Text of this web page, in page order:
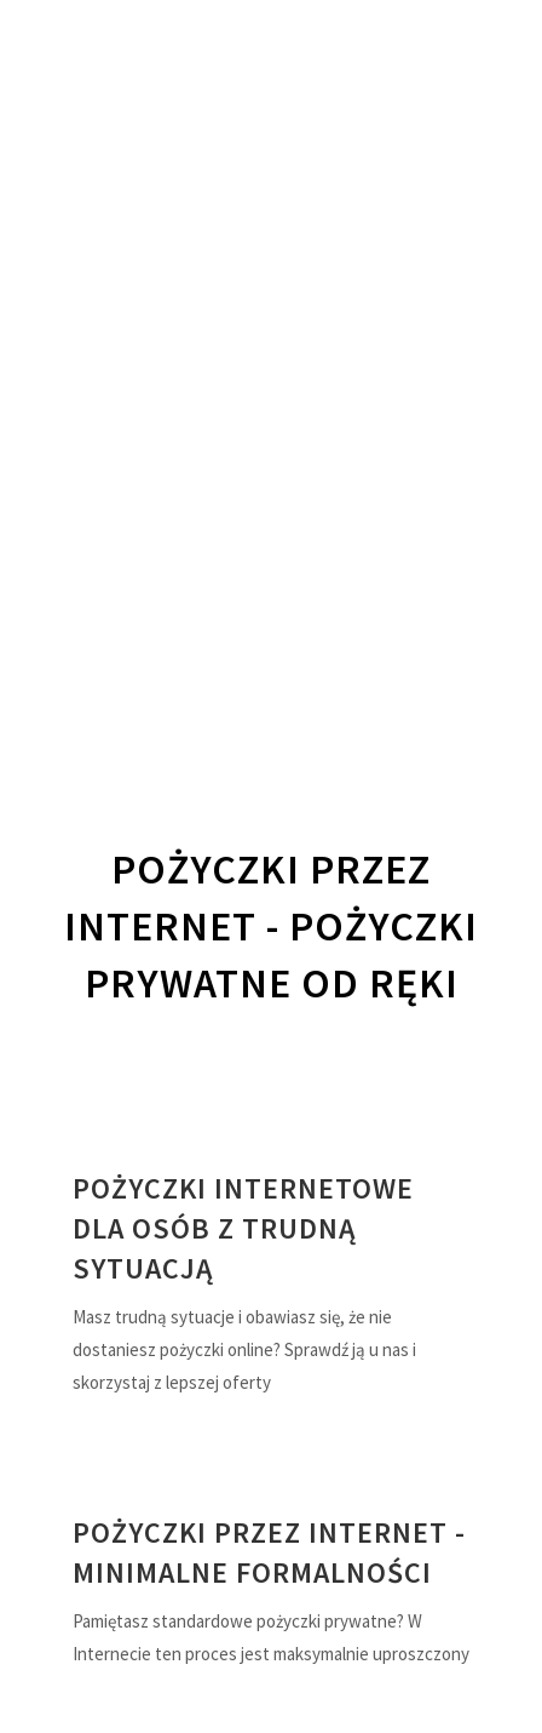
POŻYCZKI PRZEZ
INTERNET - POŻYCZKI
PRYWATNE OD RĘKI
POŻYCZKI INTERNETOWE
DLA OSÓB Z TRUDNĄ
SYTUACJĄ
Masz trudną sytuacje i obawiasz się, że nie
dostaniesz pożyczki online? Sprawdź ją u nas i
skorzystaj z lepszej oferty
POŻYCZKI PRZEZ INTERNET -
MINIMALNE FORMALNOŚCI
Pamiętasz standardowe pożyczki prywatne? W
Internecie ten proces jest maksymalnie uproszczony